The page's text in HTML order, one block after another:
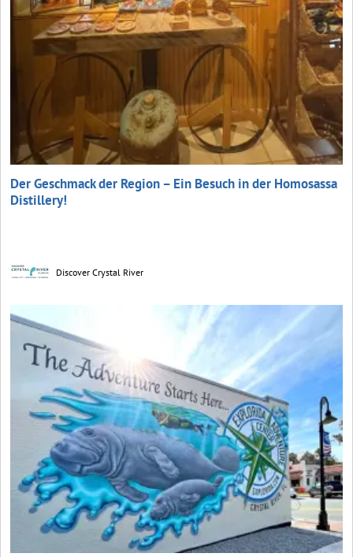
Der Geschmack der Region – Ein Besuch in der Homosassa
Distillery!
Discover Crystal River